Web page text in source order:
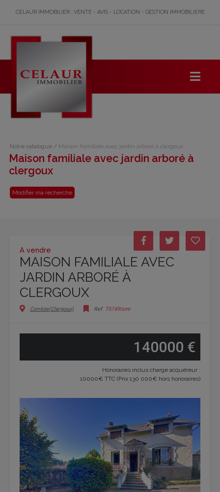
CELAUR IMMOBILIER : VENTE - AVIS - LOCATION - GESTION IMMOBILIERE
Notre catalogue / Maison familiale avec jardin arboré à clergoux
Maison familiale avec jardin arboré à
clergoux
Modifier ma recherche
A vendre
MAISON FAMILIALE AVEC
JARDIN ARBORÉ À
CLERGOUX
Corrèze(Clergoux) Ref. T5749lsmr
140000 €
Honoraires inclus charge acquéreur :
10000€ TTC (Prix 130 000€ hors honoraires)